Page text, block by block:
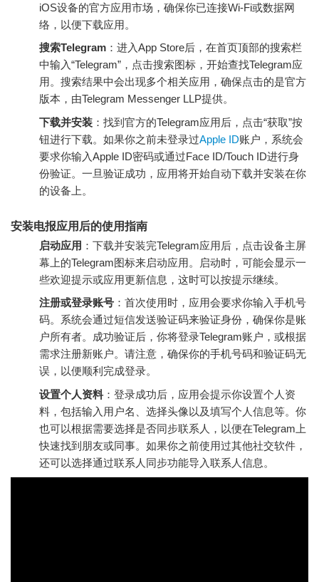
iOS设备的官方应用市场，确保你已连接Wi-Fi或数据网
络，以便下载应用。
搜索Telegram ：进入App Store后，在首页顶部的搜索栏
中输入“Telegram”，点击搜索图标，开始查找Telegram应
用。搜索结果中会出现多个相关应用，确保点击的是官方
版本，由Telegram Messenger LLP提供。
下载并安装 ：找到官方的Telegram应用后，点击“获取”按
钮进行下载。如果你之前未登录过Apple ID账户，系统会
要求你输入Apple ID密码或通过Face ID/Touch ID进行身
份验证。一旦验证成功，应用将开始自动下载并安装在你
的设备上。
安装电报应用后的使用指南
启动应用 ：下载并安装完Telegram应用后，点击设备主屏
幕上的Telegram图标来启动应用。启动时，可能会显示一
些欢迎提示或应用更新信息，这时可以按提示继续。
注册或登录账号 ：首次使用时，应用会要求你输入手机号
码。系统会通过短信发送验证码来验证身份，确保你是账
户所有者。成功验证后，你将登录Telegram账户，或根据
需求注册新账户。请注意，确保你的手机号码和验证码无
误，以便顺利完成登录。
设置个人资料 ：登录成功后，应用会提示你设置个人资
料，包括输入用户名、选择头像以及填写个人信息等。你
也可以根据需要选择是否同步联系人，以便在Telegram上
快速找到朋友或同事。如果你之前使用过其他社交软件，
还可以选择通过联系人同步功能导入联系人信息。